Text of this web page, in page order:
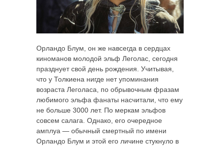
Орландо Блум, он же навсегда в сердцах
киноманов молодой эльф Леголас, сегодня
празднует свой день рождения. Учитывая,
что у Толкиена нигде нет упоминания
возраста Леголаса, по обрывочным фразам
любимого эльфа фанаты насчитали, что ему
не больше 3000 лет. По меркам эльфов
совсем салага. Однако, его очередное
амплуа — обычный смертный по имени
Орландо Блум и этой его личине стукнуло в